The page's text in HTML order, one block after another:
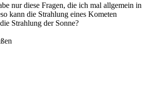
nur diese Fragen, die ich mal allgemein in
kann die Strahlung eines Kometen
Strahlung der Sonne?